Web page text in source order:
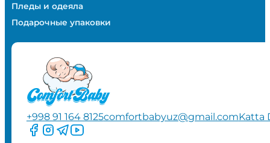
Пледы и одеяла
Подарочные упаковки
+998 91 164 8125comfortbabyuz@gmail.comKatta
Следите за нами на Facebook
Следите за нами в Instagram
Следите за нами в Telegram
Следите за нами в YouTube